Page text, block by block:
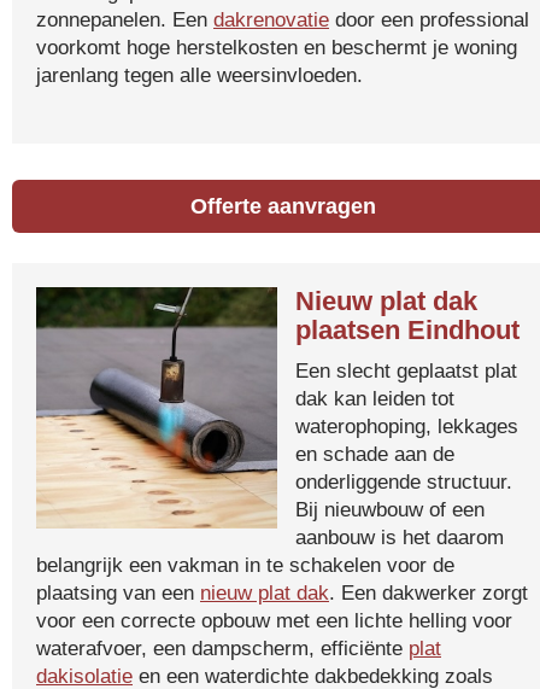
zonnepanelen. Een dakrenovatie door een professional
voorkomt hoge herstelkosten en beschermt je woning
jarenlang tegen alle weersinvloeden.
Offerte aanvragen
Nieuw plat dak
plaatsen Eindhout
Een slecht geplaatst plat
dak kan leiden tot
waterophoping, lekkages
en schade aan de
onderliggende structuur.
Bij nieuwbouw of een
aanbouw is het daarom
belangrijk een vakman in te schakelen voor de
plaatsing van een nieuw plat dak. Een dakwerker zorgt
voor een correcte opbouw met een lichte helling voor
waterafvoer, een dampscherm, efficiënte plat
dakisolatie en een waterdichte dakbedekking zoals